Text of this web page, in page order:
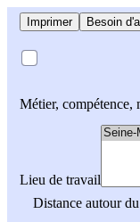
Imprimer Besoin
Métier, compétence,
Lieu de travail
Distance autour